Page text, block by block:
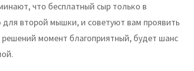
что бесплатный сыр только в
второй мышки, и советуют вам проявить
момент благоприятный, будет шанс